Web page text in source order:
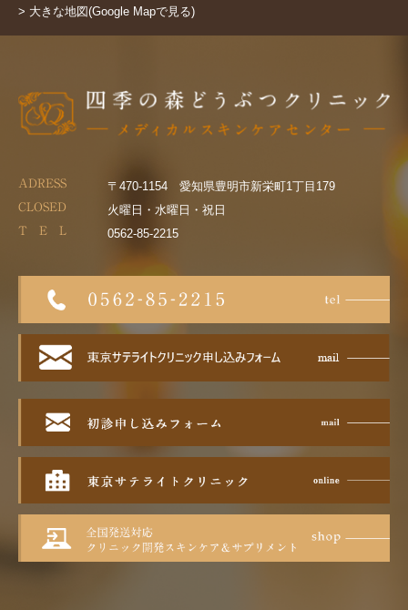
> 大きな地図(Google Mapで見る)
ADRESS 〒470-1154 愛知県豊明市新栄町1丁目179
CLOSED 火曜日・水曜日・祝日
T E L 0562-85-2215